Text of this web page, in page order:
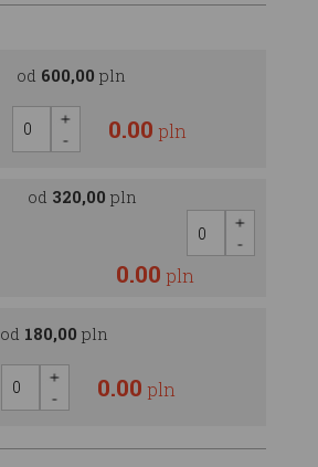
od 600,00 pln
0.00 pln
od 320,00 pln
0.00 pln
od 180,00 pln
0.00 pln